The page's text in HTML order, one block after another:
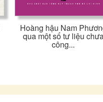
Hoàng hậu Nam
qua một số tư liệu
công...